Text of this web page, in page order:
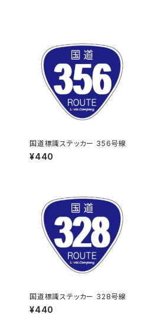
国道標識ステッカー 356号線
¥440
国道標識ステッカー 328号線
¥440